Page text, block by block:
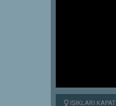
IŞIKLARI KAPAT